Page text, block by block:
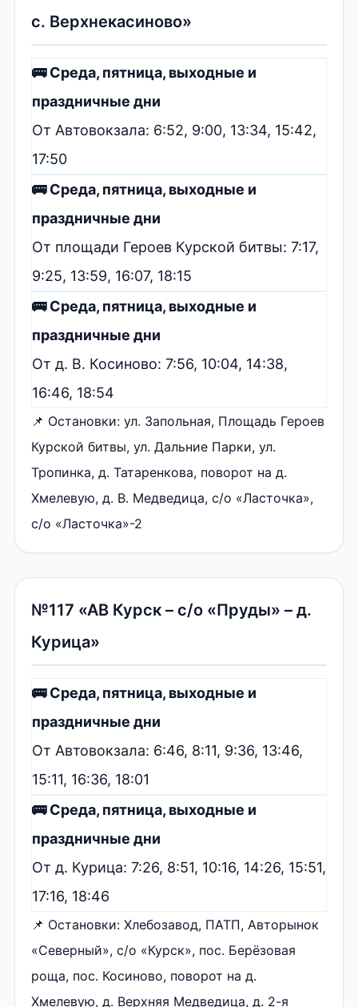
с. Верхнекасиново»
🚌 Среда, пятница, выходные и
праздничные дни
От Автовокзала: 6:52, 9:00, 13:34, 15:42,
17:50
🚌 Среда, пятница, выходные и
праздничные дни
От площади Героев Курской битвы: 7:17,
9:25, 13:59, 16:07, 18:15
🚌 Среда, пятница, выходные и
праздничные дни
От д. В. Косиново: 7:56, 10:04, 14:38,
16:46, 18:54
📌 Остановки: ул. Запольная, Площадь Героев
Курской битвы, ул. Дальние Парки, ул.
Тропинка, д. Татаренкова, поворот на д.
Хмелевую, д. В. Медведица, с/о «Ласточка»,
с/о «Ласточка»-2
№117 «АВ Курск – с/о «Пруды» – д.
Курица»
🚌 Среда, пятница, выходные и
праздничные дни
От Автовокзала: 6:46, 8:11, 9:36, 13:46,
15:11, 16:36, 18:01
🚌 Среда, пятница, выходные и
праздничные дни
От д. Курица: 7:26, 8:51, 10:16, 14:26, 15:51,
17:16, 18:46
📌 Остановки: Хлебозавод, ПАТП, Авторынок
«Северный», с/о «Курск», пос. Берёзовая
роща, пос. Косиново, поворот на д.
Хмелевую, д. Верхняя Медведица, д. 2-я